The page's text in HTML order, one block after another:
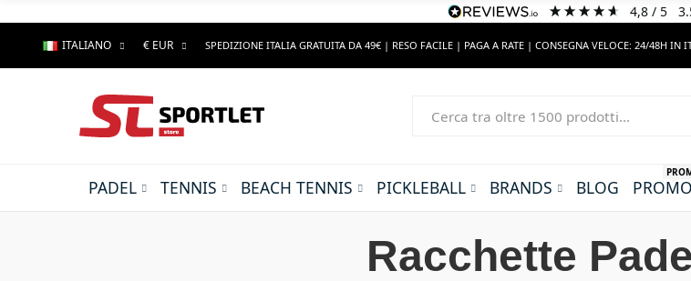
4,8/ 5
ITALIANO € EUR SPEDIZIONE ITALIA GRATUITA DA 49€ | RESO FACILE | PAGA A RATE | CONSEGNA VELOCE: 24/48H IN
PADEL TENNIS BEACH TENNIS PICKLEBALL BRANDS BLOG
Racchette